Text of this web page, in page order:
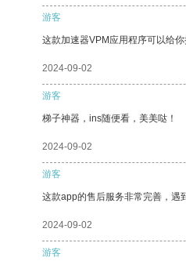
游客
这款加速器VPM应用程序可以给
2024-09-02
游客
梯子神器，ins随便看，美美哒！
2024-09-02
游客
这款app的售后服务非常完善，遇
2024-09-02
游客